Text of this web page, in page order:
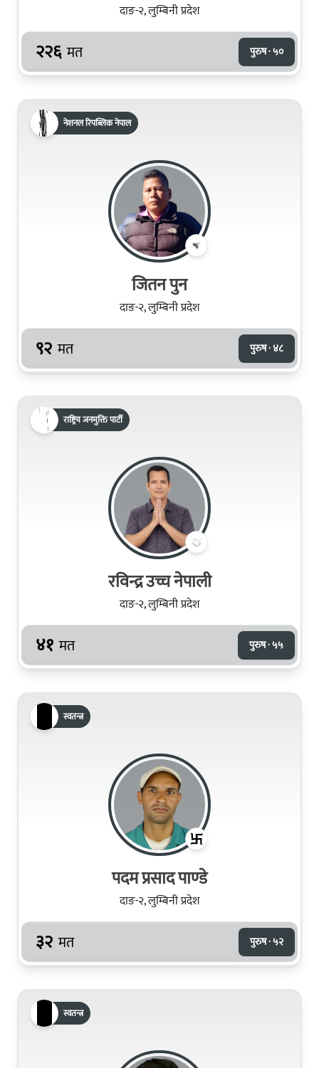
दाङ-२, लुम्बिनी प्रदेश
२२६ मत पुरुष · ५०
नेशनल रिपब्लिक नेपाल
जितन पुन
दाङ-२, लुम्बिनी प्रदेश
९२ मत पुरुष · ४८
राष्ट्रिय जनमुक्ति पार्टी
रविन्द्र उच्च नेपाली
दाङ-२, लुम्बिनी प्रदेश
४१ मत पुरुष · ५५
स्वतन्त्र
पदम प्रसाद पाण्‍डे
दाङ-२, लुम्बिनी प्रदेश
३२ मत पुरुष · ५२
स्वतन्त्र